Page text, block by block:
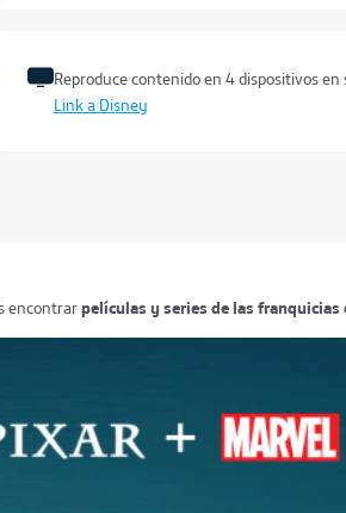
Reproduce contenido en 4 dispositivos en
Link a Disney
encontrarpelículas y series de las franquicias